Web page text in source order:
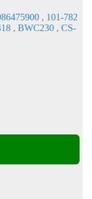
, 101-782
, BWC230 , CS-